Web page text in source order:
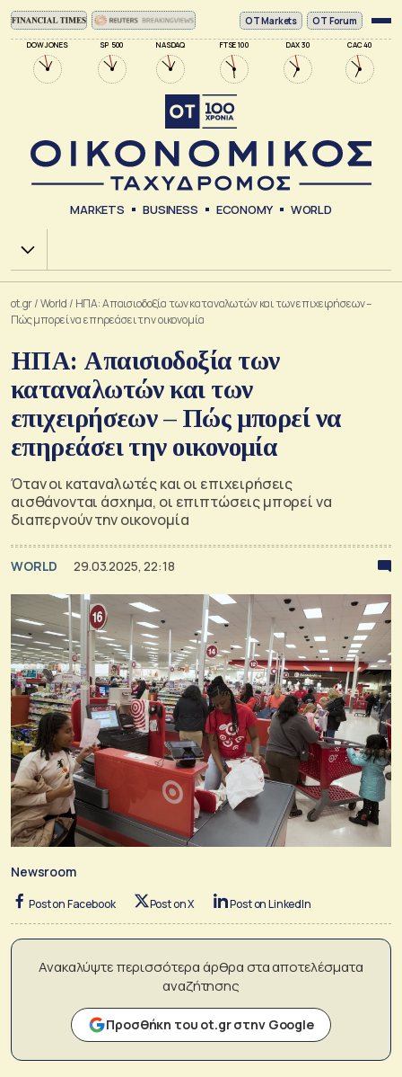
DOW JONES SP 500 NASDAQ FTSE 100 DAX 30 CAC 40
ΟΤ Markets OT Forum
MARKETS BUSINESS ECONOMY WORLD
Χ.Α.
ot.gr/World / ΗΠΑ: Απαισιοδοξία των καταναλωτών και των επιχειρήσεων –
Πώς μπορεί να επηρεάσει την οικονομία
ΗΠΑ: Απαισιοδοξία των
καταναλωτών και των
επιχειρήσεων – Πώς μπορεί να
επηρεάσει την οικονομία
Όταν οι καταναλωτές και οι επιχειρήσεις
αισθάνονται άσχημα, οι επιπτώσεις μπορεί να
διαπερνούν την οικονομία
WORLD 29.03.2025, 22:18
Newsroom
Post on Facebook Post on X Post on LinkedIn
Ανακαλύψτε περισσότερα άρθρα στα αποτελέσματα
αναζήτησης
Προσθήκη του ot.gr στην Google